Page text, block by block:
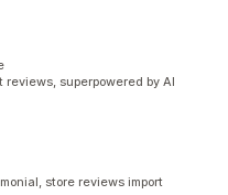
superpowered by AI
store reviews import